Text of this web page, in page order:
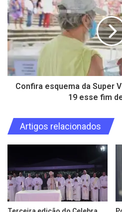
Confira esquema da Super
19 esse fim
Artigos relacionados